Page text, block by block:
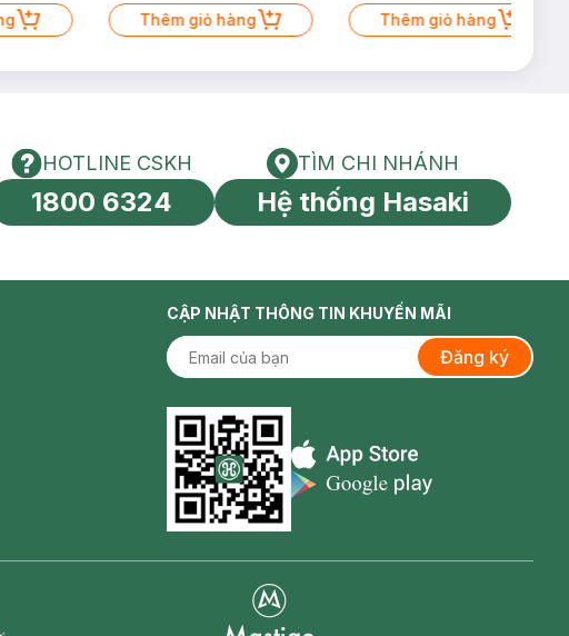
Thêm giỏ hàng Thêm giỏ hàng
uy tín toàn cầu
HOTLINE CSKH
HOTLINE CSKH
1800 6324
Tìm chi nhánh
TÌM CHI NHÁNH
Hệ thống Hasaki
CẬP NHẬT THÔNG TIN KHUYẾN MÃI
Đăng ký
Appstore icon